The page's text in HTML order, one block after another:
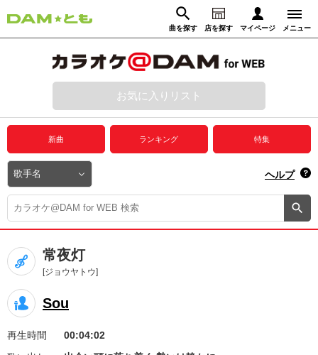
曲を探す 店を探す マイページ メニュー
動画からさがす 録音からさがす
ログイン
プレミアムサービス
DAM★とも動画
DAM★とも録音
カラオケ＠DAM
ユーザー検索
キャンペーン
お知らせ よくあるご質問
お気に入りリスト
新曲 ランキング 特集
ヘルプ
常夜灯
[ジョウヤトウ]
Sou
再生時間
00:04:02